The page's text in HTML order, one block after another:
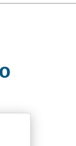
Сызрань
Жигулёвск
туапсе